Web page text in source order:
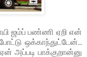
ஜம்ப் பண்ணி ஏறி என்
ஒக்காந்துட்டேன்..
அப்படி பாக்குறான்னு